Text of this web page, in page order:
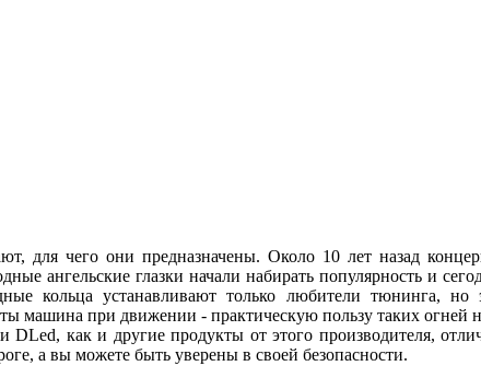
для чего они предназначены. Около 10 лет назад
ангельские глазки начали набирать популярность и
кольца устанавливают только любители тюнинга,
машина при движении - практическую пользу таких огней
DLed, как и другие продукты от этого производителя,
а вы можете быть уверены в своей безопасности.